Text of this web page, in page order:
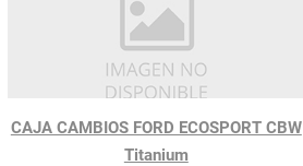
CAJA CAMBIOS FORD ECOSPORT CBW
Titanium